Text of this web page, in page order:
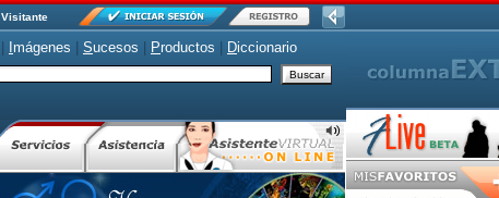
Visitante
mágenes Sucesos Productos Diccionario